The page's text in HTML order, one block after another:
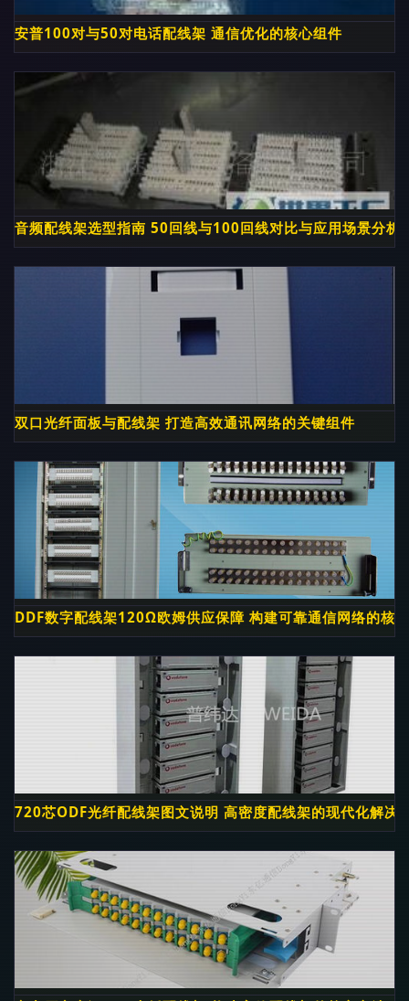
安普100对与50对电话配线架 通信优化的核心组件
音频配线架选型指南 50回线与100回线对比与应用场景分析
双口光纤面板与配线架 打造高效通讯网络的关键组件
DDF数字配线架120Ω欧姆供应保障 构建可靠通信网络的核
720芯ODF光纤配线架图文说明 高密度配线架的现代化解决